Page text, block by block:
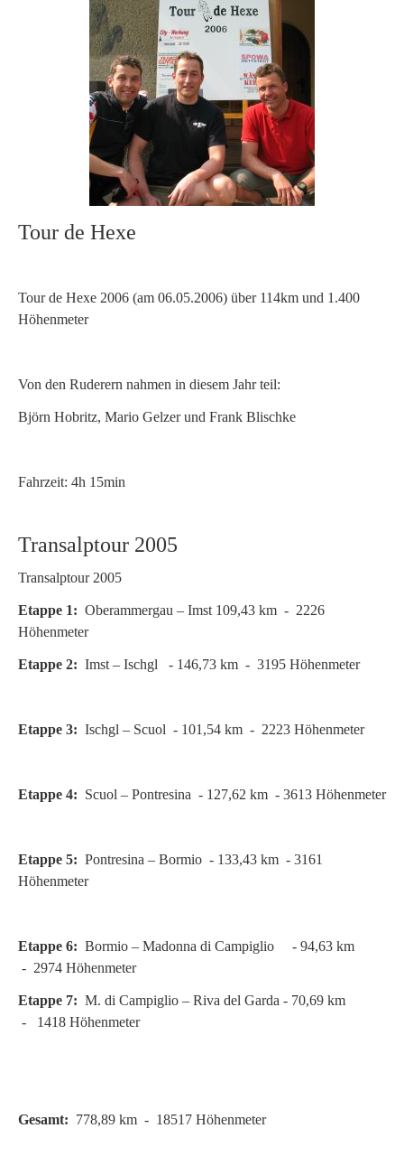
Tour de Hexe
Tour de Hexe 2006 (am 06.05.2006) über 114km und 1.400
Höhenmeter
Von den Ruderern nahmen in diesem Jahr teil:
Björn Hobritz, Mario Gelzer und Frank Blischke
Fahrzeit: 4h 15min
Transalptour 2005
Transalptour 2005
Etappe 1: Oberammergau – Imst 109,43 km - 2226
Höhenmeter
Etappe 2: Imst – Ischgl - 146,73 km - 3195 Höhenmeter
Etappe 3: Ischgl – Scuol - 101,54 km - 2223 Höhenmeter
Etappe 4: Scuol – Pontresina - 127,62 km - 3613 Höhenmeter
Etappe 5: Pontresina – Bormio - 133,43 km - 3161
Höhenmeter
Etappe 6: Bormio – Madonna di Campiglio - 94,63 km
- 2974 Höhenmeter
Etappe 7: M. di Campiglio – Riva del Garda - 70,69 km
- 1418 Höhenmeter
Gesamt: 778,89 km - 18517 Höhenmeter